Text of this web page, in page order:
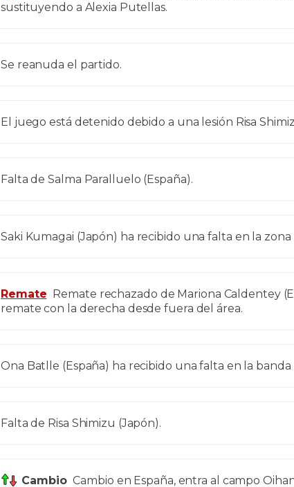
sustituyendo a Alexia Putellas.
Se reanuda el partido.
El juego está detenido debido a una lesión Risa
Falta de Salma Paralluelo (España).
Saki Kumagai (Japón) ha recibido una falta en la zona
Remate Remate rechazado de Mariona Caldentey
remate con la derecha desde fuera del área.
Ona Batlle (España) ha recibido una falta en la banda
Falta de Risa Shimizu (Japón).
Cambio Cambio en España, entra al campo